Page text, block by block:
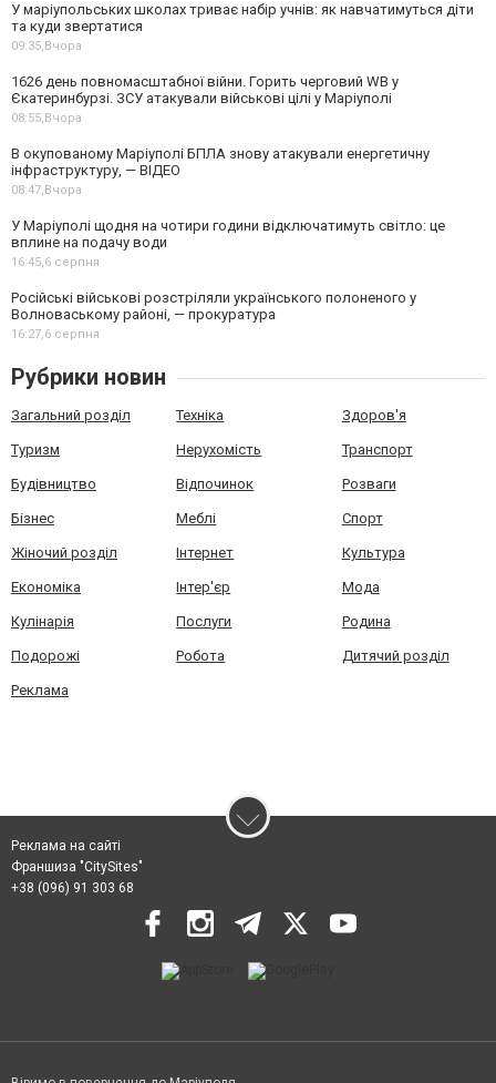
У маріупольських школах триває набір учнів: як навчатимуться діти
та куди звертатися
09:35,Вчора
1626 день повномасштабної війни. Горить черговий WB у
Єкатеринбурзі. ЗСУ атакували військові цілі у Маріуполі
08:55,Вчора
В окупованому Маріуполі БПЛА знову атакували енергетичну
інфраструктуру, — ВІДЕО
08:47,Вчора
У Маріуполі щодня на чотири години відключатимуть світло: це
вплине на подачу води
16:45,6 серпня
Російські військові розстріляли українського полоненого у
Волноваському районі, — прокуратура
16:27,6 серпня
Рубрики новин
Загальний розділ Техніка Здоров'я
Туризм Нерухомість Транспорт
Будівництво Відпочинок Розваги
Бізнес Меблі Спорт
Жіночий розділ Інтернет Культура
Економіка Інтер'єр Мода
Кулінарія Послуги Родина
Подорожі Робота Дитячий розділ
Реклама
Реклама на сайті
Франшиза "CitySites"
+38 (096) 91 303 68